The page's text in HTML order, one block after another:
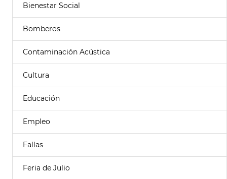
Bienestar Social
Bomberos
Contaminación Acústica
Cultura
Educación
Empleo
Fallas
Feria de Julio